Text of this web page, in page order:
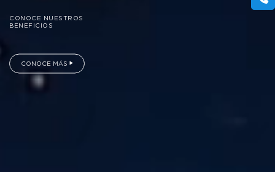
CONOCE NUESTROS
BENEFICIOS
CONOCE MÁS